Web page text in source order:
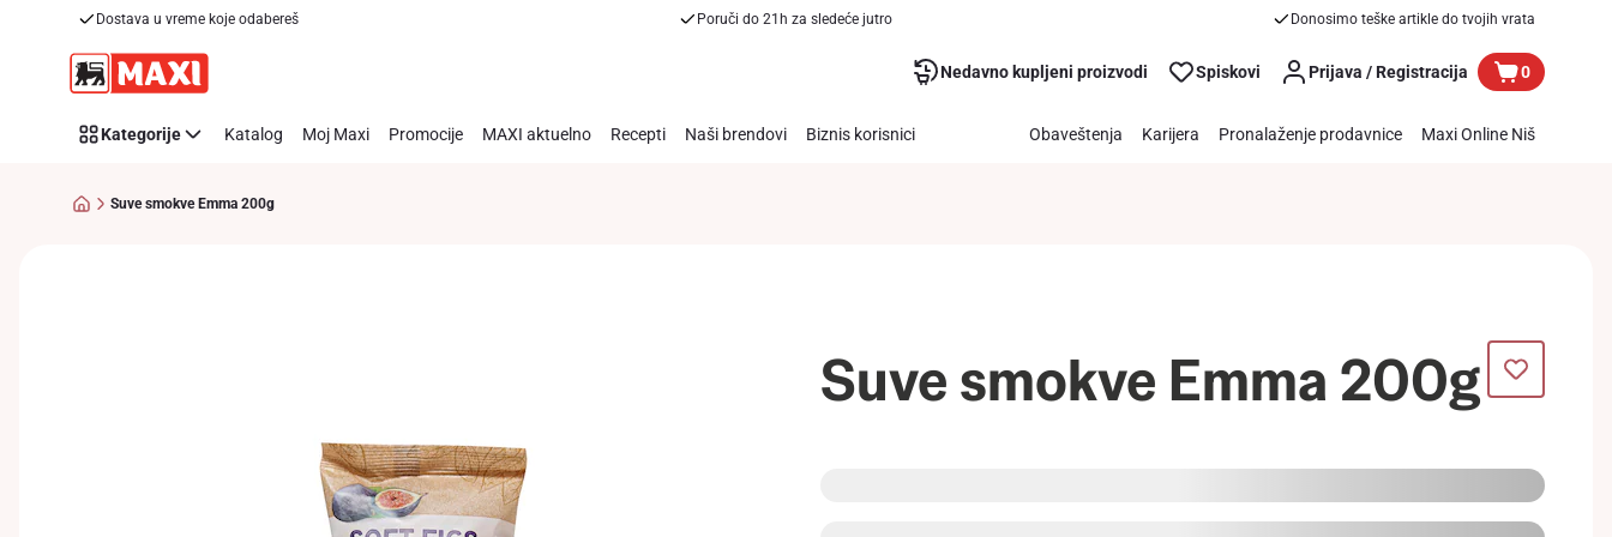
Dostava u vreme koje odabereš Poruči do 21h za sledeće jutro Donosimo teške artikle do tvojih vrata
Nedavno kupljeni proizvodi Spiskovi Prijava / Registracija 0
Kategorije Katalog Moj Maxi Promocije MAXI aktuelno Recepti Naši brendovi Biznis korisnici Obaveštenja Karijera Pronalaženje prodavnice Maxi Online Niš
Suve smokve Emma 200g
Suve smokve Emma 200g